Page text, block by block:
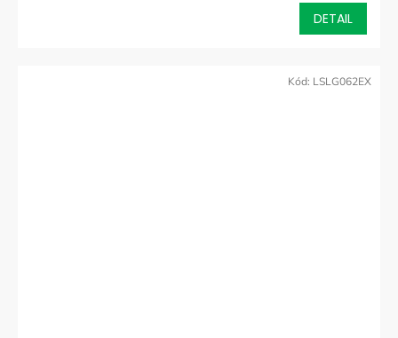
DETAIL
Kód: LSLG062EX